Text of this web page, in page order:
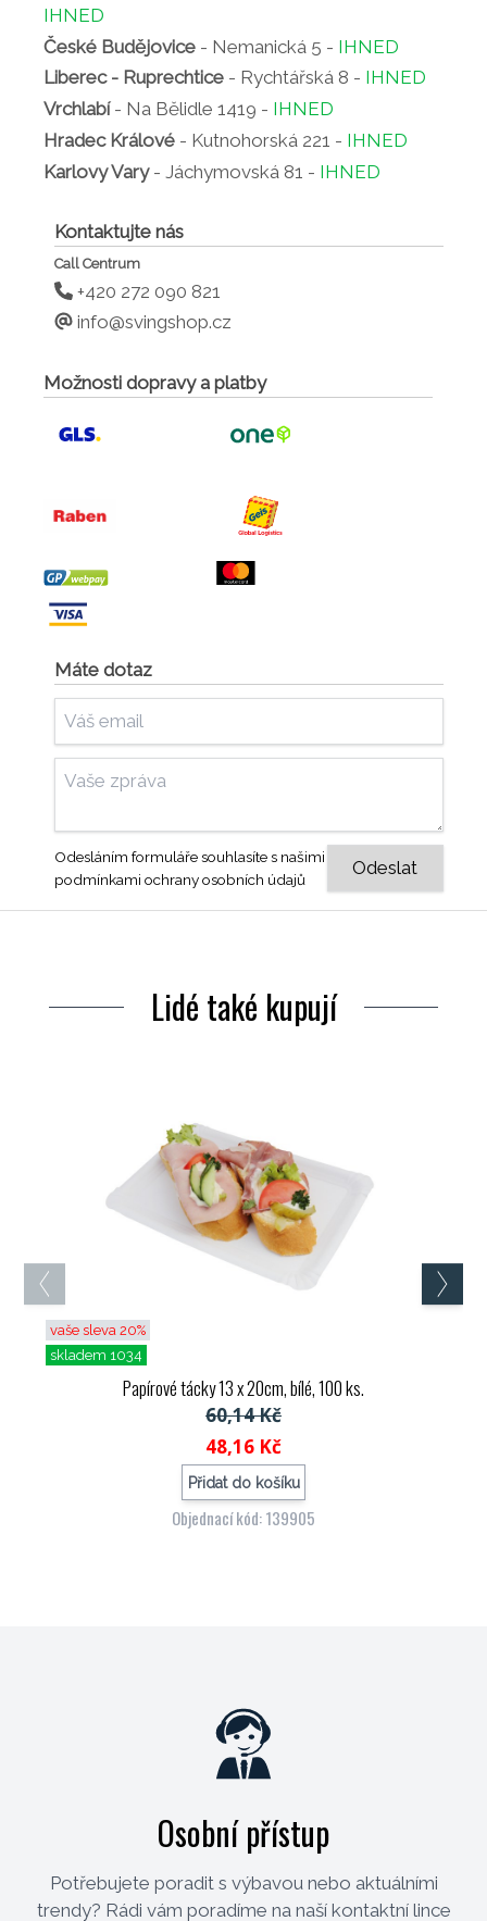
IHNED
České Budějovice - Nemanická 5 - IHNED
Liberec - Ruprechtice - Rychtářská 8 - IHNED
Vrchlabí- Na Bělidle 1419 - IHNED
Hradec Králové - Kutnohorská 221 - IHNED
Karlovy Vary- Jáchymovská 81 - IHNED
Kontaktujte nás
Call Centrum
+420 272 090 821
info@svingshop.cz
Možnosti dopravy a platby
Máte dotaz
Odesláním formuláře souhlasíte s našimi
podmínkami ochrany osobních údajů
Lidé také kupují
vaše sleva 20%
skladem 1034
Papírové tácky 13 x 20cm, bílé, 100 ks.
60,14 Kč
48,16 Kč
Přidat do košíku
Objednací kód: 139905
Osobní přístup
Potřebujete poradit s výbavou nebo aktuálními
trendy? Rádi vám poradíme na naší kontaktní lince